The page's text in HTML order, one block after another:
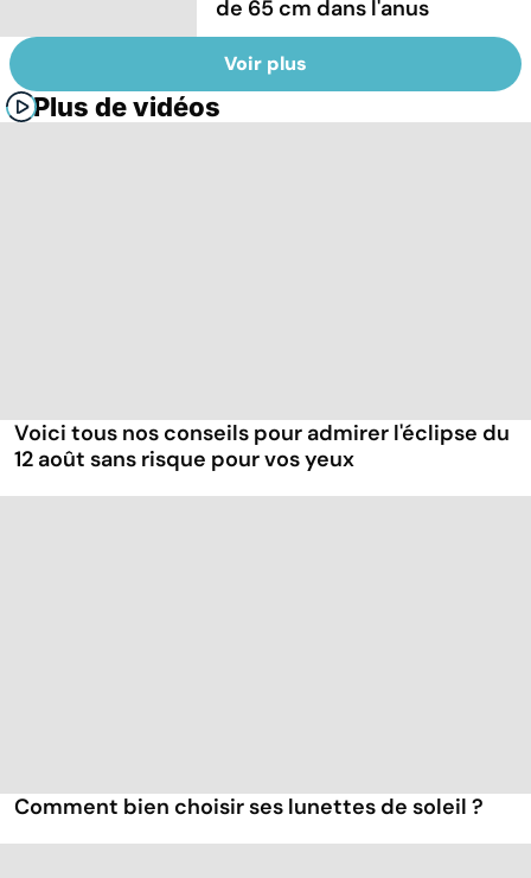
de 65 cm dans l'anus
Voir plus
Plus de vidéos
Voici tous nos conseils pour admirer l'éclipse du
12 août sans risque pour vos yeux
Comment bien choisir ses lunettes de soleil ?